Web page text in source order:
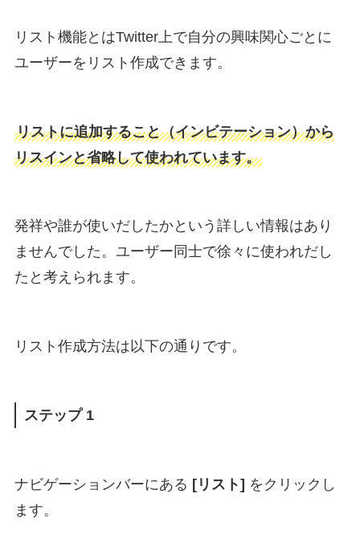
リスト機能とはTwitter上で自分の興味関心ごとに
ユーザーをリスト作成できます。
リストに追加すること（インビテーション）から
リスインと省略して使われています。
発祥や誰が使いだしたかという詳しい情報はあり
ませんでした。ユーザー同士で徐々に使われだし
たと考えられます。
リスト作成方法は以下の通りです。
ステップ 1
ナビゲーションバーにある [リスト] をクリックし
ます。